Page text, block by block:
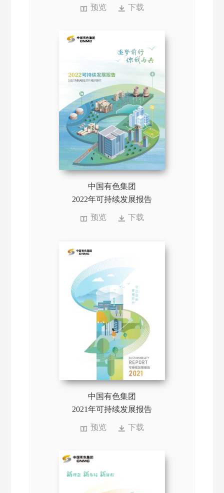
预览 下载
中国有色集团
2022年可持续发展报告
预览 下载
中国有色集团
2021年可持续发展报告
预览 下载